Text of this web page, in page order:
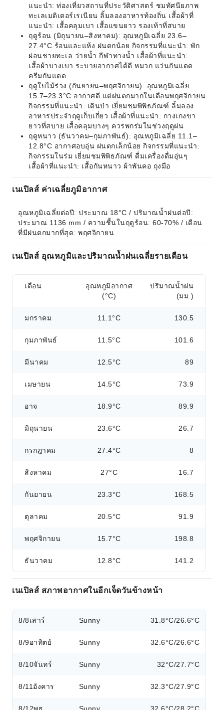
แนะนำ: ท่องเที่ยวสถานที่ประวัติศาสตร์ ชมทัศนียภาพ
ทะเลเมดิเตอร์เรเนียน ลิ้มลองอาหารท้องถิ่น เสื้อผ้าที่
แนะนำ: เสื้อคลุมเบา เสื้อแขนยาว รองเท้าที่สบาย
ฤดูร้อน (มิถุนายน–สิงหาคม): อุณหภูมิเฉลี่ย 23.6–
27.4°C ร้อนและแห้ง ฝนตกน้อย กิจกรรมที่แนะนำ: พัก
ผ่อนชายทะเล ว่ายน้ำ กีฬาทางน้ำ เสื้อผ้าที่แนะนำ:
เสื้อผ้าบางเบา ระบายอากาศได้ดี หมวก แว่นกันแดด
ครีมกันแดด
ฤดูใบไม้ร่วง (กันยายน–พฤศจิกายน): อุณหภูมิเฉลี่ย
15.7–23.3°C อากาศดี แต่ฝนตกมากในเดือนพฤศจิกายน
กิจกรรมที่แนะนำ: เดินป่า เยี่ยมชมพิพิธภัณฑ์ ลิ้มลอง
อาหารประจำฤดูเก็บเกี่ยว เสื้อผ้าที่แนะนำ: กางเกงขา
ยาวที่สบาย เสื้อคลุมบางๆ ควรพกร่มในช่วงฤดูฝน
ฤดูหนาว (ธันวาคม–กุมภาพันธ์): อุณหภูมิเฉลี่ย 11.1–
12.8°C อากาศอบอุ่น ฝนตกเล็กน้อย กิจกรรมที่แนะนำ:
กิจกรรมในร่ม เยี่ยมชมพิพิธภัณฑ์ ดื่มเครื่องดื่มอุ่นๆ
เสื้อผ้าที่แนะนำ: เสื้อกันหนาว ผ้าพันคอ ถุงมือ
เนเปิลส์ ค่าเฉลี่ยภูมิอากาศ
อุณหภูมิเฉลี่ยต่อปี: ประมาณ 18°C / ปริมาณน้ำฝนต่อปี:
ประมาณ 1136 mm / ความชื้นในฤดูร้อน: 60-70% / เดือน
ที่มีฝนตกมากที่สุด: พฤศจิกายน
เนเปิลส์ อุณหภูมิและปริมาณน้ำฝนเฉลี่ยรายเดือน
เดือน
อุณหภูมิอากาศ
(°C)
ปริมาณน้ำฝน
(มม.)
มกราคม 11.1°C 130.5
กุมภาพันธ์ 11.5°C 101.6
มีนาคม 12.5°C 89
เมษายน 14.5°C 73.9
อาจ 18.9°C 89.9
มิถุนายน 23.6°C 26.7
กรกฎาคม 27.4°C 8
สิงหาคม 27°C 16.7
กันยายน 23.3°C 168.5
ตุลาคม 20.5°C 91.9
พฤศจิกายน 15.7°C 198.8
ธันวาคม 12.8°C 141.2
เนเปิลส์ สภาพอากาศในอีกเจ็ดวันข้างหน้า
8/8เสาร์ Sunny 31.8°C/26.6°C
8/9อาทิตย์ Sunny 32.6°C/26.6°C
8/10จันทร์ Sunny 32°C/27.7°C
8/11 อังคาร Sunny 32.3°C/27.9°C